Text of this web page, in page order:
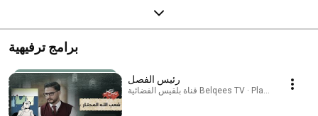
برامج ترفيهية
رئيس الفصل
قناة بلقيس الفضائية Belqees TV · Playlist